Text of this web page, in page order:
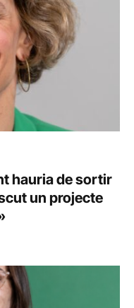
hauria de sortir
un projecte